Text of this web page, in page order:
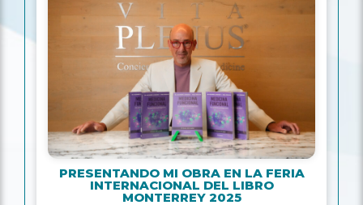
PRESENTANDO MI OBRA EN LA FERIA
INTERNACIONAL DEL LIBRO
MONTERREY 2025